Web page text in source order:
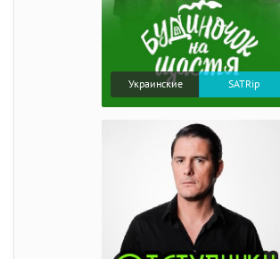
Украинские SATRip